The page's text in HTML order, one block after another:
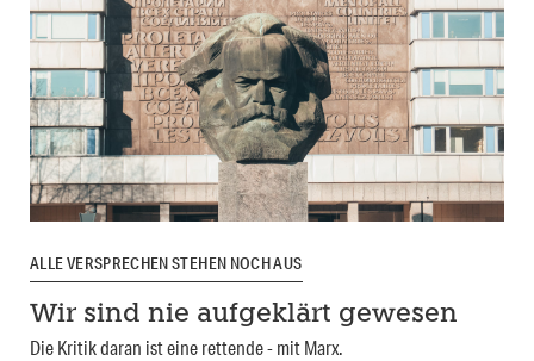
ALLE VERSPRECHEN STEHEN NOCH AUS
Wir sind nie aufgeklärt gewesen
Die Kritik daran ist eine rettende - mit Marx.